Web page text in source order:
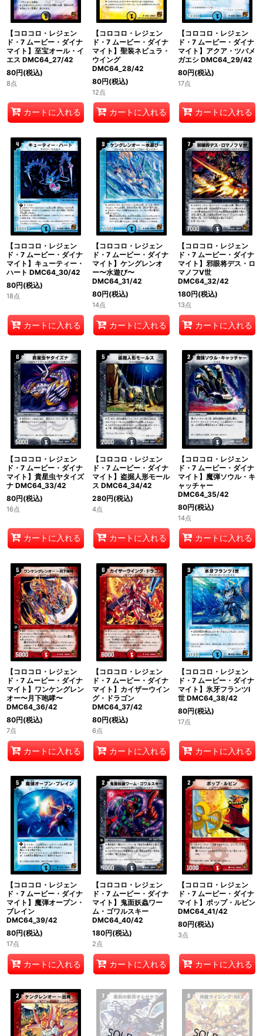
【コロコロ・レジェン
ド・7 ムービー・ダイナ
マイト】至宝オール・イ
エス DMC64_27/42
80円(税込)
8点
カートに入れる
【コロコロ・レジェン
ド・7 ムービー・ダイナ
マイト】聖装ネビュラ・
ウイング
DMC64_28/42
80円(税込)
12点
カートに入れる
【コロコロ・レジェン
ド・7 ムービー・ダイナ
マイト】アクア・ツバメ
ガエシ DMC64_29/42
80円(税込)
17点
カートに入れる
【コロコロ・レジェン
ド・7 ムービー・ダイナ
マイト】キューティー・
ハート DMC64_30/42
80円(税込)
18点
カートに入れる
【コロコロ・レジェン
ド・7 ムービー・ダイナ
マイト】ケングレンオ
ー〜水遊び〜
DMC64_31/42
80円(税込)
14点
カートに入れる
【コロコロ・レジェン
ド・7 ムービー・ダイナ
マイト】邪眼将デス・ロ
マノフV世
DMC64_32/42
180円(税込)
13点
カートに入れる
【コロコロ・レジェン
ド・7 ムービー・ダイナ
マイト】貴星虫ヤタイズ
ナ DMC64_33/42
80円(税込)
16点
カートに入れる
【コロコロ・レジェン
ド・7 ムービー・ダイナ
マイト】盗掘人形モール
ス DMC64_34/42
280円(税込)
4点
カートに入れる
【コロコロ・レジェン
ド・7 ムービー・ダイナ
マイト】魔弾ソウル・キ
ャッチャー
DMC64_35/42
80円(税込)
14点
カートに入れる
【コロコロ・レジェン
ド・7 ムービー・ダイナ
マイト】ワンケングレン
オー〜月下咆哮〜
DMC64_36/42
80円(税込)
7点
カートに入れる
【コロコロ・レジェン
ド・7 ムービー・ダイナ
マイト】カイザーウイン
グ・ドラゴン
DMC64_37/42
80円(税込)
6点
カートに入れる
【コロコロ・レジェン
ド・7 ムービー・ダイナ
マイト】氷牙フランツI
世 DMC64_38/42
80円(税込)
17点
カートに入れる
【コロコロ・レジェン
ド・7 ムービー・ダイナ
マイト】魔弾オープン・
ブレイン
DMC64_39/42
80円(税込)
17点
カートに入れる
【コロコロ・レジェン
ド・7 ムービー・ダイナ
マイト】鬼面妖蟲ワー
ム・ゴワルスキー
DMC64_40/42
180円(税込)
2点
カートに入れる
【コロコロ・レジェン
ド・7 ムービー・ダイナ
マイト】ポップ・ルビン
DMC64_41/42
80円(税込)
3点
カートに入れる